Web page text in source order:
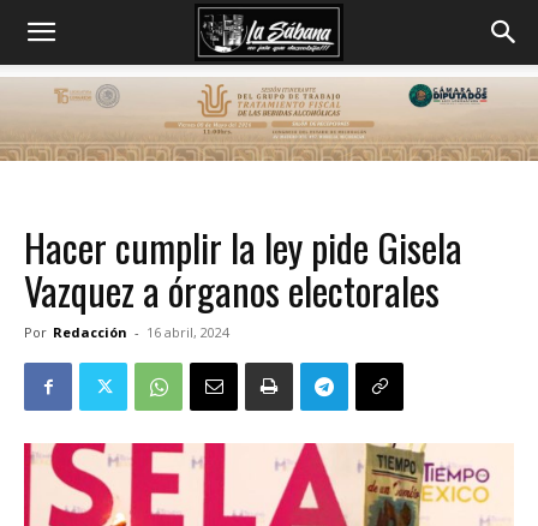
Hacer cumplir la ley pide Gisela
Vazquez a órganos electorales
Por Redacción - 16 abril, 2024